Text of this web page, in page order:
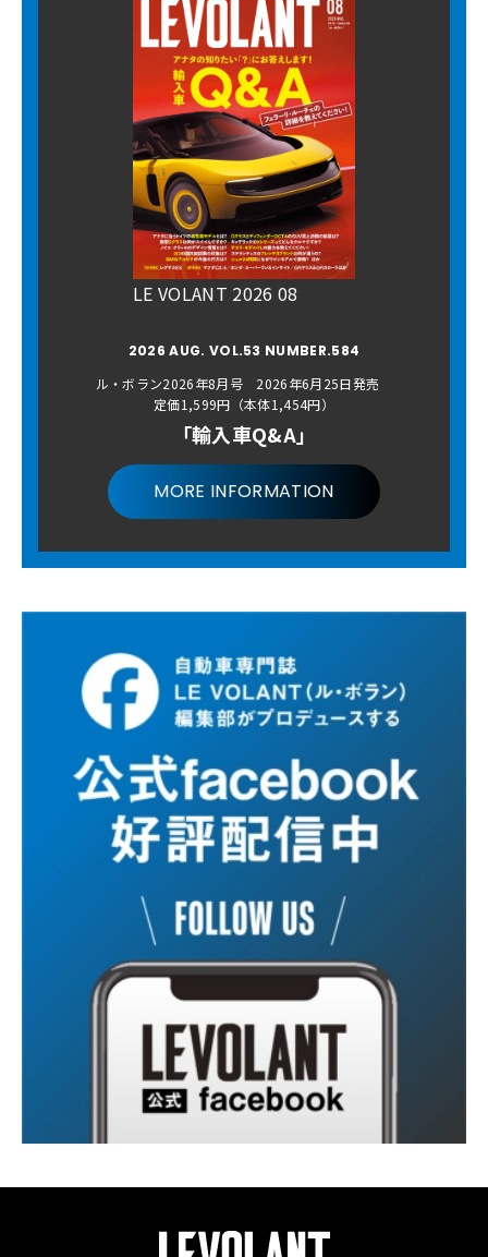
LE VOLANT 2026 08
2026 AUG. VOL.53 NUMBER.584
ル・ボラン2026年8月号 2026年6月25日発売
定価1,599円（本体1,454円）
「輸入車Q&A」
MORE INFORMATION